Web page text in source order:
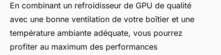
En combinant un refroidisseur de GPU de qualité
avec une bonne ventilation de votre boîtier et une
température ambiante adéquate, vous pourrez
profiter au maximum des performances